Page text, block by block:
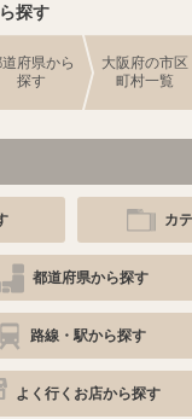
探す
府県から
探す
大阪府の市区
町村一覧
カ
都道府県から探す
路線・駅から探す
よく行くお店から探す